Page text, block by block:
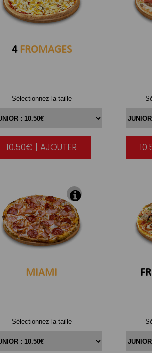
4FROMAGES
Sélectionnez la taille
|
10.50€ | AJOUTER
MIAMI
Sélectionnez la taille